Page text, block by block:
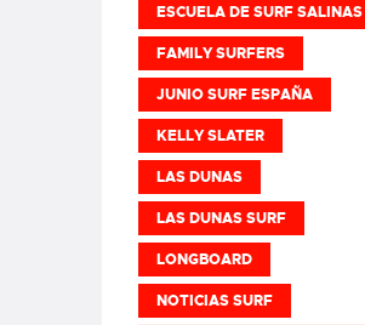
ESCUELA DE SURF SALINAS
FAMILY SURFERS
JUNIO SURF ESPAÑA
KELLY SLATER
LAS DUNAS
LAS DUNAS SURF
LONGBOARD
NOTICIAS SURF